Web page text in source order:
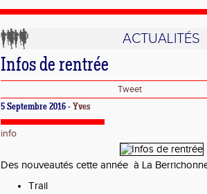
ACTUALITÉS
Infos de rentrée
Tweet
5 Septembre 2016 - Yves
info
Des nouveautés cette année à La
Trail